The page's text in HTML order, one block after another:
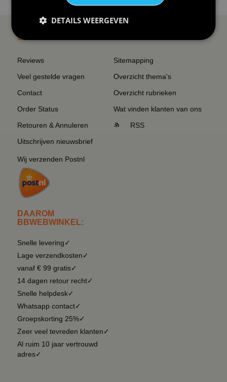
SERVICE EN INFO
Reviews
Veel gestelde vragen
Contact
Order Status
Retouren & Annuleren
Uitschrijven nieuwsbrief
Wij verzenden Postnl
DAAROM
BBWEBWINKEL:
Snelle levering✓
Lage verzendkosten✓
vanaf € 99 gratis✓
14 dagen retour recht✓
Snelle helpdesk✓
Whatsapp contact✓
Groepskorting 25%✓
Zeer veel tevreden klanten✓
Al ruim 10 jaar vertrouwd
adres✓
Sitemapping
Overzicht thema's
Overzicht rubrieken
Wat vinden klanten van ons
RSS
DETAILS WEERGEVEN